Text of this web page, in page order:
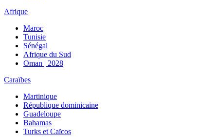
Afrique
Maroc
Tunisie
Sénégal
Afrique du Sud
Oman | 2028
Caraïbes
Martinique
République dominicaine
Guadeloupe
Bahamas
Turks et Caïcos